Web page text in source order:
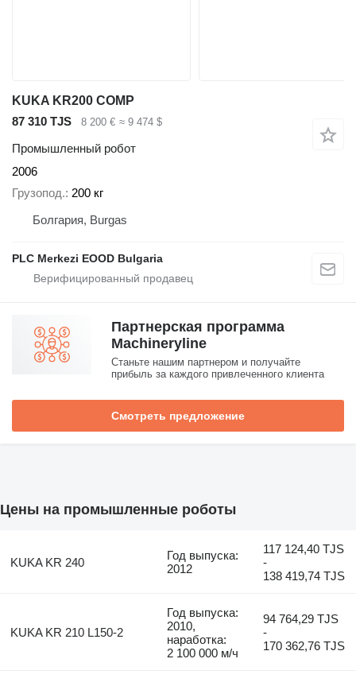
KUKA KR200 COMP
87 310 TJS
8 200 € ≈ 9 474 $
Промышленный робот
2006
Грузопод. 200 кг
Болгария, Burgas
PLC Merkezi EOOD Bulgaria
Партнерская программа
Machineryline
Станьте нашим партнером и получайте
прибыль за каждого привлеченного клиента
Смотреть предложение
Цены на промышленные роботы
KUKA KR 240
Год выпуска:
2012
117 124,40 TJS
-
138 419,74 TJS
KUKA KR 210 L150-2
Год выпуска:
2010,
наработка:
2 100 000 м/ч
94 764,29 TJS
-
170 362,76 TJS